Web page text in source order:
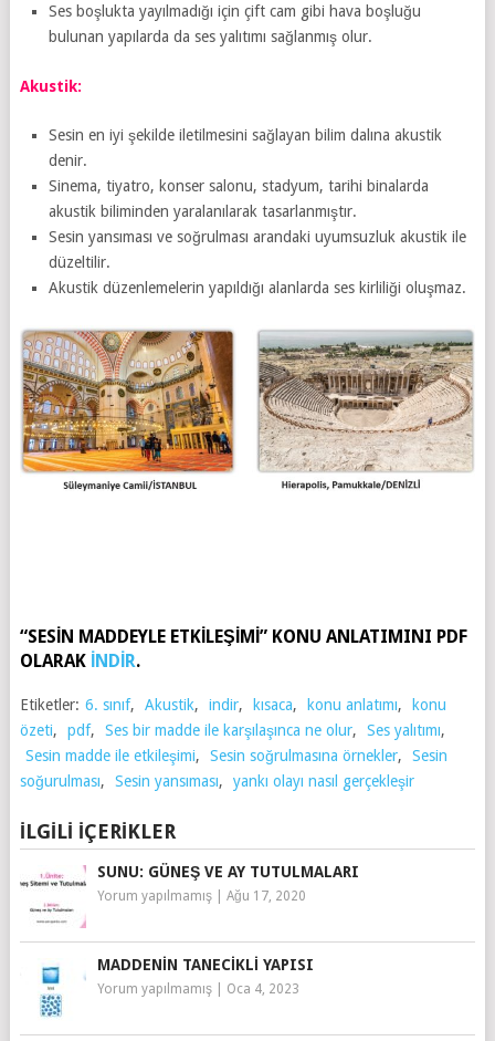
Ses boşlukta yayılmadığı için çift cam gibi hava boşluğu
bulunan yapılarda da ses yalıtımı sağlanmış olur.
Akustik:
Sesin en iyi şekilde iletilmesini sağlayan bilim dalına akustik
denir.
Sinema, tiyatro, konser salonu, stadyum, tarihi binalarda
akustik biliminden yaralanılarak tasarlanmıştır.
Sesin yansıması ve soğrulması arandaki uyumsuzluk akustik ile
düzeltilir.
Akustik düzenlemelerin yapıldığı alanlarda ses kirliliği oluşmaz.
“SESİN MADDEYLE ETKİLEŞİMİ” KONU ANLATIMINI PDF
OLARAK İNDİR.
Etiketler: 6. sınıf, Akustik, indir, kısaca, konu anlatımı,
konu
özeti, pdf, Ses bir madde ile karşılaşınca ne olur, Ses yalıtımı,
Sesin madde ile etkileşimi, Sesin soğrulmasına örnekler,
Sesin
soğurulması, Sesin yansıması, yankı olayı nasıl gerçekleşir
İLGILI İÇERIKLER
SUNU: GÜNEŞ VE AY TUTULMALARI
Yorum yapılmamış| Ağu 17, 2020
MADDENIN TANECIKLI YAPISI
Yorum yapılmamış| Oca 4, 2023